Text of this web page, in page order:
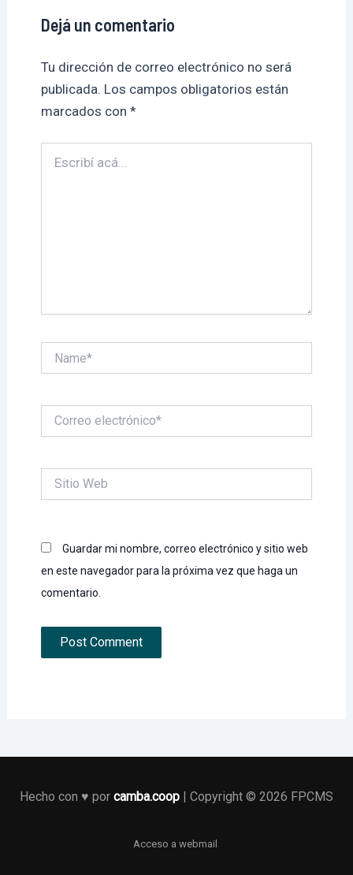
Dejá un comentario
Tu dirección de correo electrónico no será
publicada. Los campos obligatorios están
marcados con *
acá...
electrónico*
Web
Guardar mi nombre, correo electrónico y sitio web
en este navegador para la próxima vez que haga un
comentario.
Hecho con ♥️ por camba.coop | Copyright © 2026 FPCMS
Acceso a webmail